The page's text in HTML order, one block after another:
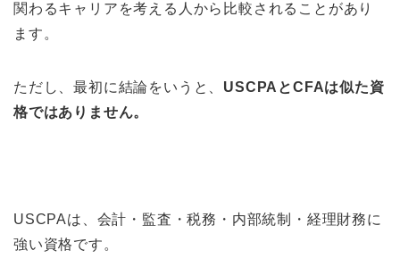
関わるキャリアを考える人から比較されることがあり
ます。
ただし、最初に結論をいうと、 USCPAとCFAは似た資
格ではありません。
USCPAは、会計・監査・税務・内部統制・経理財務に
強い資格です。